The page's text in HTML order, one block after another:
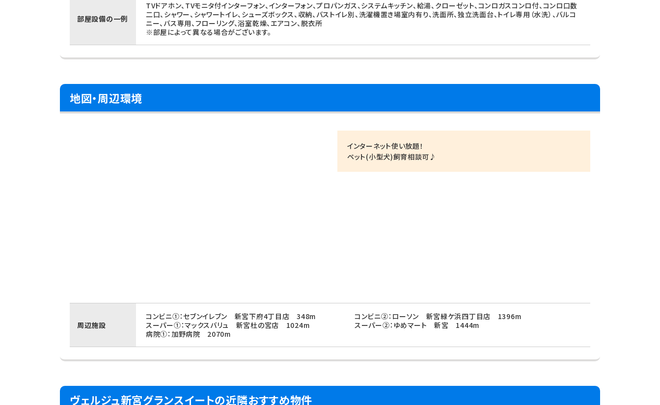
部屋設備の一例
TVドアホン、TVモニタ付インターフォン、インターフォン、プロパンガス、システムキッチン、給湯、クローゼット、コンロガスコンロ付、コンロ口数
二口、シャワー、シャワートイレ、シューズボックス、収納、バストイレ別、洗濯機置き場室内有り、洗面所、独立洗面台、トイレ専用（水洗）、バルコ
ニー、バス専用、フローリング、浴室乾燥、エアコン、脱衣所
※部屋によって異なる場合がございます。
地図・周辺環境
インターネット使い放題！
ペット(小型犬)飼育相談可♪
周辺施設
コンビニ①：セブンイレブン 新宮下府4丁目店 348m
コンビニ②：ローソン 新宮緑ケ浜四丁目店 1396m
スーパー①：マックスバリュ 新宮杜の宮店 1024m
スーパー②：ゆめマート 新宮 1444m
病院①：加野病院 2070m
ヴェルジュ新宮グランスイートの近隣おすすめ物件